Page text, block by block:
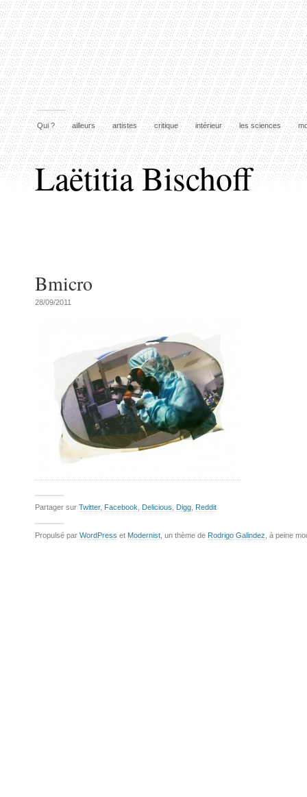
Qui ? ailleurs artistes critique intérieur les sciences
Laëtitia Bischoff
Bmicro
28/09/2011
Partager sur Twitter, Facebook Delicious Digg Reddit
Propulsé par WordPress et Modernist , un thème de Rodrigo Galindez , à peine